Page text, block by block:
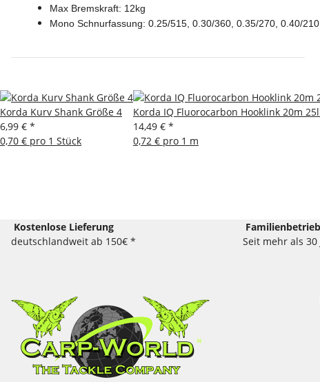
Max Bremskraft: 12kg
Mono Schnurfassung: 0.25/515, 0.30/360, 0.35/270, 0.40/210
Korda Kurv Shank Größe 4
6,99 € *
0,70 € pro 1 Stück
Korda IQ Fluorocarbon Hooklink 20m
14,49 € *
0,72 € pro 1 m
Kostenlose Lieferung
deutschlandweit ab 150€ *
Familienbetrieb
Seit mehr als 30